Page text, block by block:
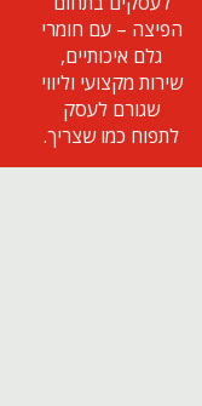
הפיצה – עם חומרי
גלם איכותיים,
שירות מקצועי וליווי
שגורם לעסק
לתפוח כמו שצריך.